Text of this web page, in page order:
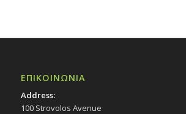
ΕΠΙΚΟΙΝΩΝΙΑ
Address:
100 Strovolos Avenue